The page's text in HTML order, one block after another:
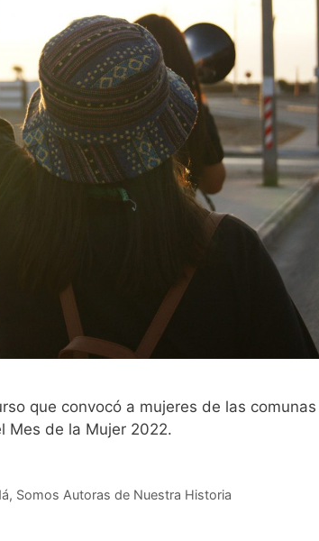
que convocó a mujeres de las
Mes de la Mujer 2022.
, Somos Autoras de Nuestra Historia